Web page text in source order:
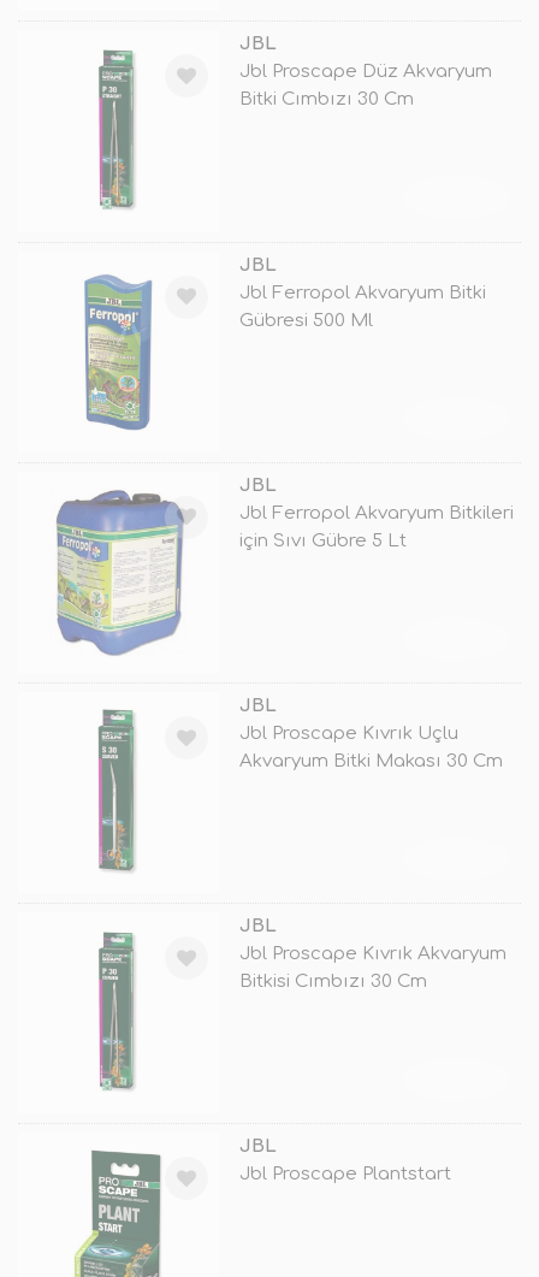
JBL
Jbl Proscape Düz Akvaryum
Bitki Cımbızı 30 Cm
JBL
Jbl Ferropol Akvaryum Bitki
Gübresi 500 Ml
JBL
Jbl Ferropol Akvaryum Bitkileri
için Sıvı Gübre 5 Lt
JBL
Jbl Proscape Kıvrık Uçlu
Akvaryum Bitki Makası 30 Cm
JBL
Jbl Proscape Kıvrık Akvaryum
Bitkisi Cımbızı 30 Cm
JBL
Jbl Proscape Plantstart